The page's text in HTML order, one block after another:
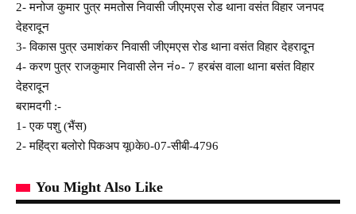
2- मनोज कुमार पुत्र ममतोस निवासी जीएमएस रोड थाना वसंत विहार जनपद
देहरादून
3- विकास पुत्र उमाशंकर निवासी जीएमएस रोड थाना वसंत विहार देहरादून
4- करण पुत्र राजकुमार निवासी लेन नं०- 7 हरबंस वाला थाना बसंत विहार
देहरादून
बरामदगी :-
1- एक पशु (भैंस)
2- महिंद्रा बलोरो पिकअप यू0के0-07-सीबी-4796
You Might Also Like